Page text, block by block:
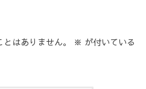
はありません。 ※ が付いている